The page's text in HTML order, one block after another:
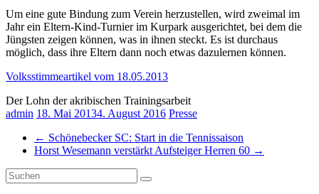
Um eine gute Bindung zum Verein herzustellen, wird zweimal im
Jahr ein Eltern-Kind-Turnier im Kurpark ausgerichtet, bei dem die
Jüngsten zeigen können, was in ihnen steckt. Es ist durchaus
möglich, dass ihre Eltern dann noch etwas dazulernen können.
Volksstimmeartikel vom 18.05.2013
Der Lohn der akribischen Trainingsarbeit
admin 18. Mai 20134. August 2016 Presse
← Schönebecker SC: Start in die Tennissaison
Horst Wesemann verstärkt Aufsteiger Herren 60 →